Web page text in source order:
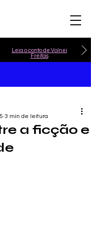
Leia o conto de Volnei
Freitas
a ficção e
3 min de leitura